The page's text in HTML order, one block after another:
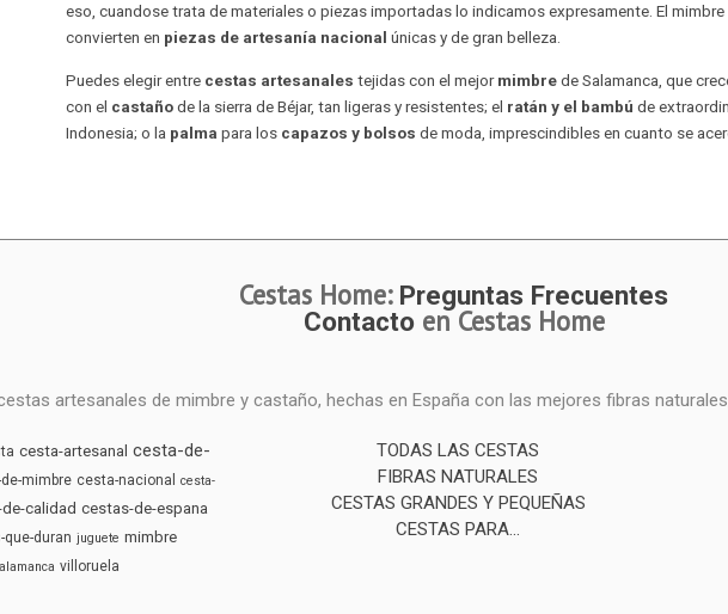
eso, cuandose trata de materiales o piezas importadas lo indicamos expresamente. El
convierten en piezas de artesanía nacional únicas y de gran belleza.
Puedes elegir entre cestas artesanales tejidas con el mejormimbrede Salamanca, que
con el castañode la sierra de Béjar, tan ligeras y resistentes; el ratán y el bambú de
Indonesia; o la palma para los capazos y bolsos de moda, imprescindibles en cuanto se
Cestas Home: Preguntas Frecuentes
Contactoen Cestas Home
artesanales de mimbre y castaño, hechas en España con las mejores fibras
cesta-artesanal cesta-de-
mimbre cesta-nacional
cesta-
calidad cestas-de-espana
duran juguete mimbre
villoruela
TODAS LAS CESTAS
FIBRAS NATURALES
CESTAS GRANDES Y PEQUEÑAS
CESTAS PARA...